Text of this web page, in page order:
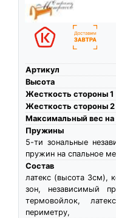
Артикул
Высота
Жесткость стороны 1
Жесткость стороны 2
Максимальный вес на
Пружины
5-ти зональные
пружин на спальное
Состав
латекс (высота 3см),
зон, независимый
термовойлок,
периметру,